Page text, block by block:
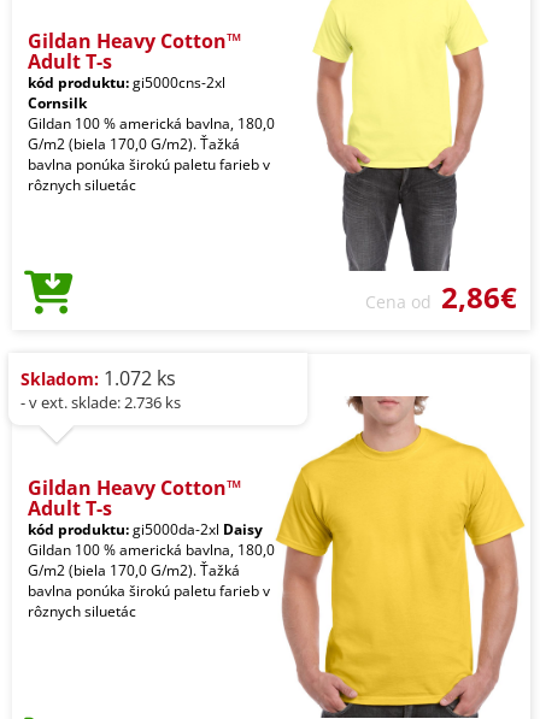
Gildan Heavy Cotton™
Adult T-s
kód produktu:gi5000cns-2xl
Cornsilk
Gildan 100 % americká bavlna, 180,0
G/m2 (biela 170,0 G/m2). Ťažká
bavlna ponúka širokú paletu farieb v
rôznych siluetác
Cena od 2,86€
Skladom: 1.072 ks
- v ext. sklade: 2.736 ks
Gildan Heavy Cotton™
Adult T-s
kód produktu:gi5000da-2xl Daisy
Gildan 100 % americká bavlna, 180,0
G/m2 (biela 170,0 G/m2). Ťažká
bavlna ponúka širokú paletu farieb v
rôznych siluetác